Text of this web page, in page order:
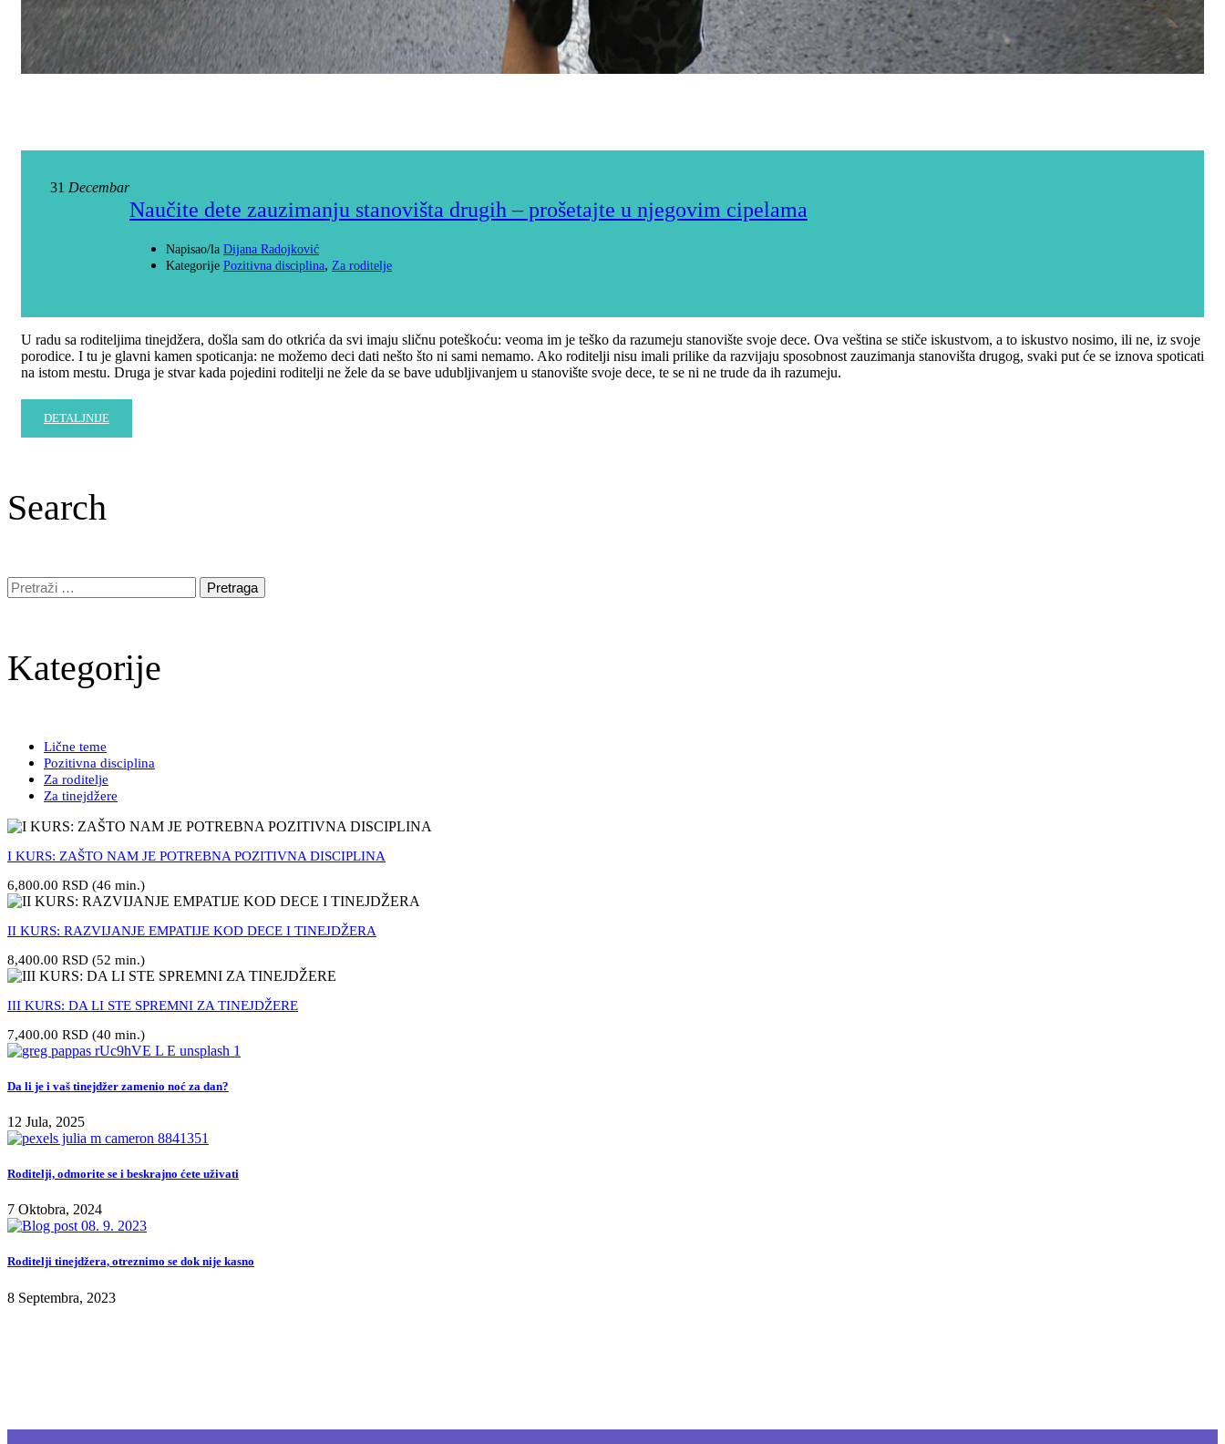
31 Decembar
Naučite dete zauzimanju stanovišta drugih – prošetajte u njegovim cipelama
Napisao/la Dijana Radojković
Kategorije Pozitivna disciplina, Za roditelje
U radu sa roditeljima tinejdžera, došla sam do otkrića da svi imaju sličnu poteškoću: veoma im je teško da razumeju stanovište svoje dece. Ova veština se stiče iskustvom, a to iskustvo nosimo, ili ne, iz svoje
porodice. I tu je glavni kamen spoticanja: ne možemo deci dati nešto što ni sami nemamo. Ako roditelji nisu imali prilike da razvijaju sposobnost zauzimanja stanovišta drugog, svaki put će se iznova spoticati
na istom mestu. Druga je stvar kada pojedini roditelji ne žele da se bave udubljivanjem u stanovište svoje dece, te se ni ne trude da ih razumeju.
DETALJNIJE
Search
Kategorije
Lične teme
Pozitivna disciplina
Za roditelje
Za tinejdžere
I KURS: ZAŠTO NAM JE POTREBNA POZITIVNA DISCIPLINA
6,800.00 RSD (46 min.)
II KURS: RAZVIJANJE EMPATIJE KOD DECE I TINEJDŽERA
8,400.00 RSD (52 min.)
III KURS: DA LI STE SPREMNI ZA TINEJDŽERE
7,400.00 RSD (40 min.)
Da li je i vaš tinejdžer zamenio noć za dan?
12 Jula, 2025
Roditelji, odmorite se i beskrajno ćete uživati
7 Oktobra, 2024
Roditelji tinejdžera, otreznimo se dok nije kasno
8 Septembra, 2023